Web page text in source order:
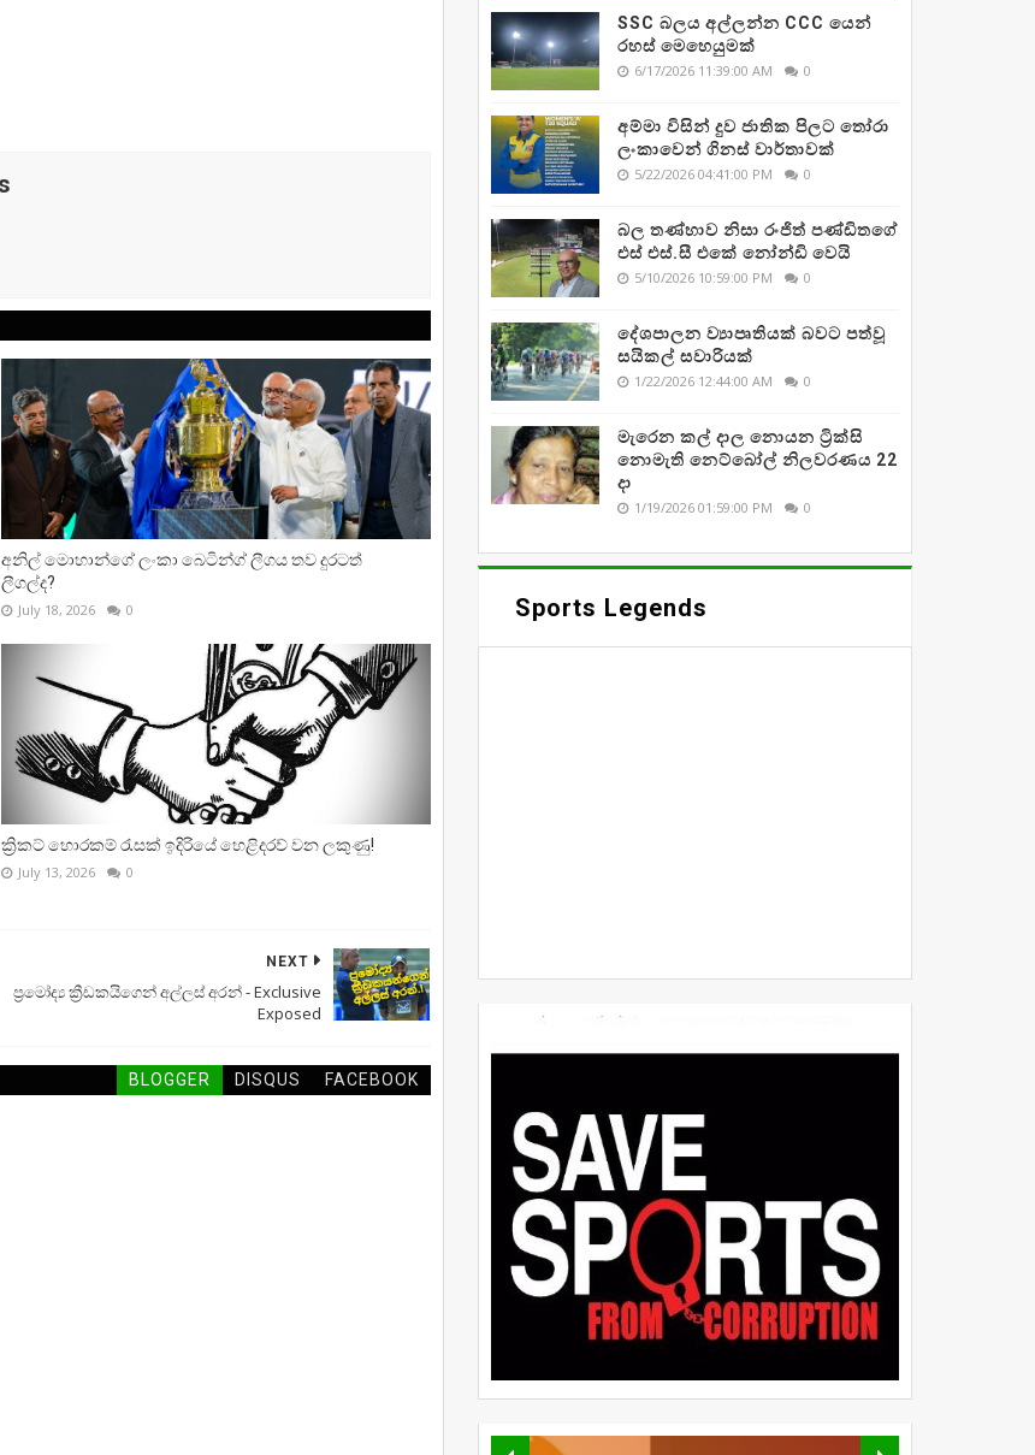
අනිල් මොහාන්ගේ ලංකා බෙටින්ග් ලීගය තව දුරටත්
ලීගල්ද?
July 18, 2026 0
ක්‍රිකට් හොරකම් රැසක් ඉදිරියේ හෙළිදරව් වන ලකුණු!
July 13, 2026 0
NEXT
ප්‍රමෝද්‍ය ක්‍රීඩකයිගෙන් අල්ලස් අරන් - Exclusive
Exposed
BLOGGER DISQUS FACEBOOK
SSC බලය අල්ලන්න CCC යෙන්
රහස් මෙහෙයුමක්
6/17/2026 11:39:00 AM 0
අම්මා විසින් දුව ජාතික පිලට තෝරා
ලංකාවෙන් ගිනස් වාර්තාවක්
5/22/2026 04:41:00 PM 0
බල තණ්හාව නිසා රංජිත් පණ්ඩිතගේ
එස් එස්.සී එකේ නෝන්ඩි වෙයි
5/10/2026 10:59:00 PM 0
දේශපාලන ව්‍යාපෘතියක් බවට පත්වූ
සයිකල් සවාරියක්
1/22/2026 12:44:00 AM 0
මැරෙන කල් දාල නොයන ට්‍රික්සි
නොමැති නෙට්බෝල් නිලවරණය 22
දා
1/19/2026 01:59:00 PM 0
Sports Legends